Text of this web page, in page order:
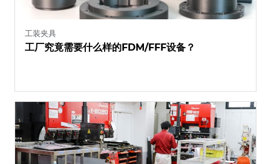
工装夹具
工厂究竟需要什么样的FDM/FFF设备？